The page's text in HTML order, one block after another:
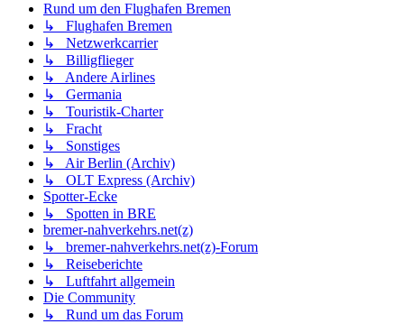
Rund um den Flughafen Bremen
↳ Flughafen Bremen
↳ Netzwerkcarrier
↳ Billigflieger
↳ Andere Airlines
↳ Germania
↳ Touristik-Charter
↳ Fracht
↳ Sonstiges
↳ Air Berlin (Archiv)
↳ OLT Express (Archiv)
Spotter-Ecke
↳ Spotten in BRE
bremer-nahverkehrs.net(z)
↳ bremer-nahverkehrs.net(z)-Forum
↳ Reiseberichte
↳ Luftfahrt allgemein
Die Community
↳ Rund um das Forum